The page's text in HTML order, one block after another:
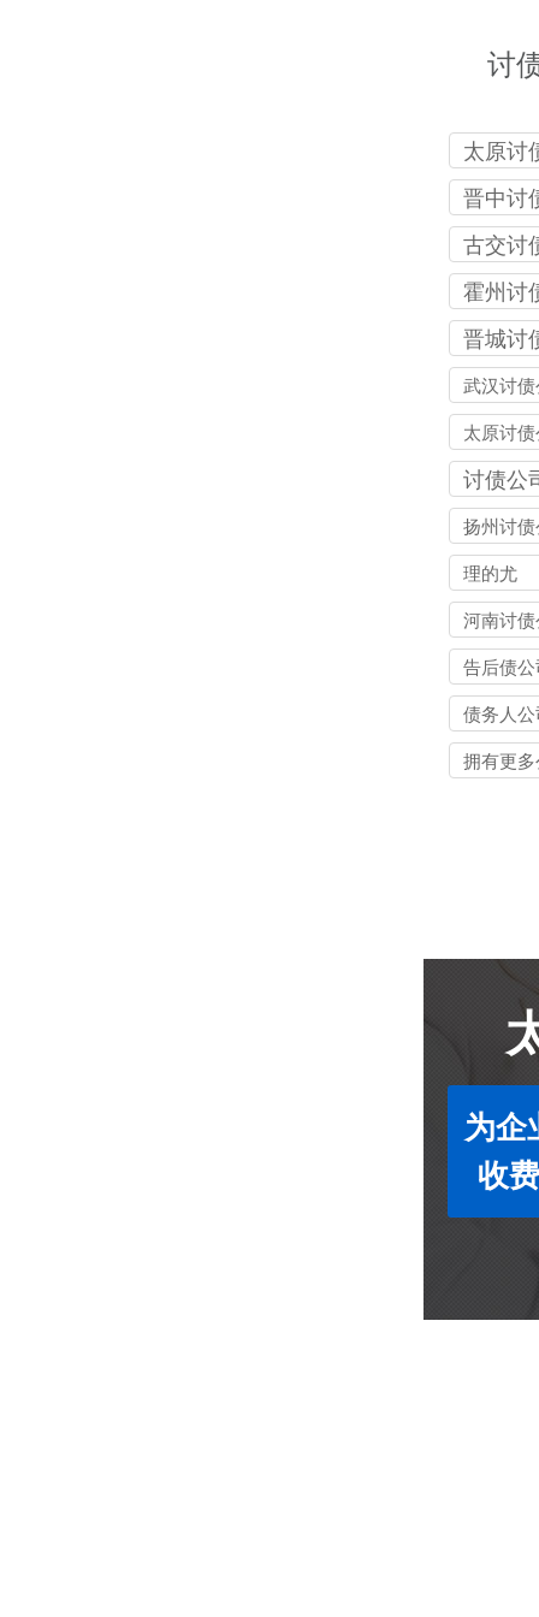
讨
太原讨
司
晋中讨
司
古交讨
司
霍州讨
司
晋城讨
司
武汉讨
太原讨
讨债公
扬州讨
理的尤
河南讨
告后债公
债务人公
拥有更
为企
收